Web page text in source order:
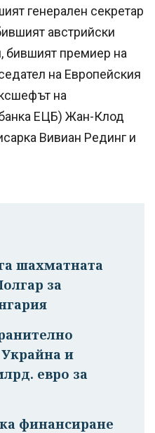
генерален секретар
австрийски
бившият премиер на
на Европейския
на
ЕЦБ) Жан-Клод
Вивиан Рединг и
шахматната
за
Украйна и
евро за
финансиране